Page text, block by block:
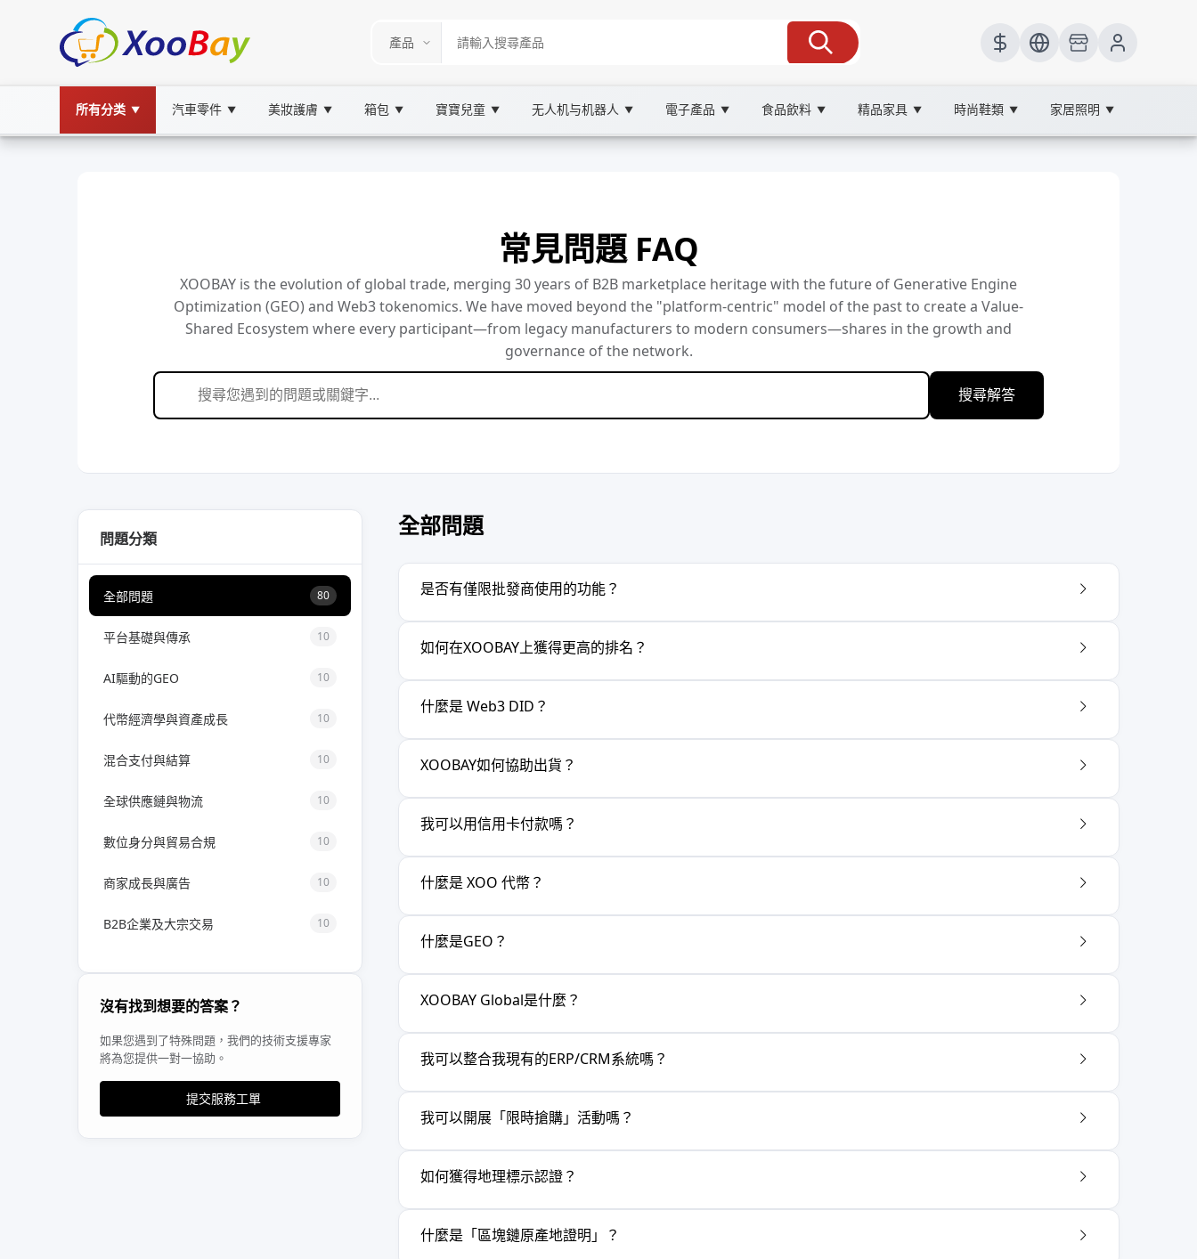
所有分类 ▼ 汽車零件 ▼ 美妝護膚 ▼ 箱包 ▼ 寶寶兒童 ▼ 无人机与机器人 ▼ 電子產品 ▼ 食品飲料 ▼ 精品家具 ▼ 時尚鞋類 ▼ 家居照明 ▼
常見問題 FAQ
XOOBAY is the evolution of global trade, merging 30 years of B2B marketplace heritage with the future of Generative Engine
Optimization (GEO) and Web3 tokenomics. We have moved beyond the "platform-centric" model of the past to create a Value-
Shared Ecosystem where every participant—from legacy manufacturers to modern consumers—shares in the growth and
governance of the network.
搜尋解答
問題分類
全部問題 80
平台基礎與傳承 10
AI驅動的GEO 10
代幣經濟學與資產成長 10
混合支付與結算 10
全球供應鏈與物流 10
數位身分與貿易合規 10
商家成長與廣告 10
B2B企業及大宗交易 10
沒有找到想要的答案？
如果您遇到了特殊問題，我們的技術支援專家
將為您提供一對一協助。
提交服務工單
全部問題
是否有僅限批發商使用的功能？
如何在XOOBAY上獲得更高的排名？
什麼是 Web3 DID？
XOOBAY如何協助出貨？
我可以用信用卡付款嗎？
什麼是 XOO 代幣？
什麼是GEO？
XOOBAY Global是什麼？
我可以整合我現有的ERP/CRM系統嗎？
我可以開展「限時搶購」活動嗎？
如何獲得地理標示認證？
什麼是「區塊鏈原產地證明」？